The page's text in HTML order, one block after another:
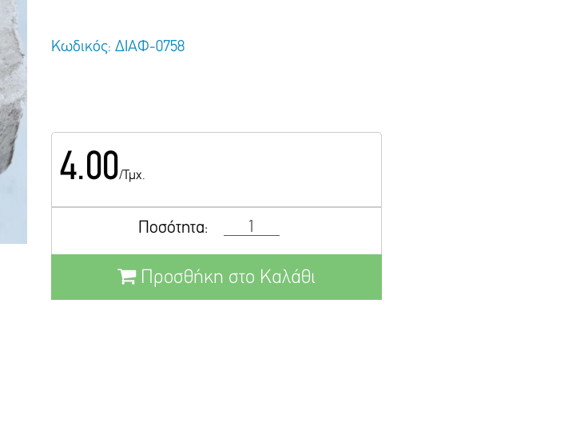
Κωδικός: ΔΙΑΦ-0758
4.00/Τμχ.
Ποσότητα:
Προσθήκη στο Καλάθι